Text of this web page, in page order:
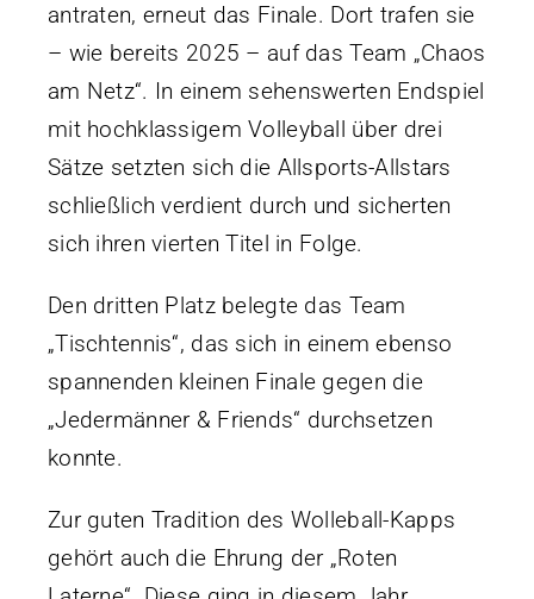
antraten, erneut das Finale. Dort trafen sie
– wie bereits 2025 – auf das Team „Chaos
am Netz“. In einem sehenswerten Endspiel
mit hochklassigem Volleyball über drei
Sätze setzten sich die Allsports-Allstars
schließlich verdient durch und sicherten
sich ihren vierten Titel in Folge.
Den dritten Platz belegte das Team
„Tischtennis“, das sich in einem ebenso
spannenden kleinen Finale gegen die
„Jedermänner & Friends“ durchsetzen
konnte.
Zur guten Tradition des Wolleball-Kapps
gehört auch die Ehrung der „Roten